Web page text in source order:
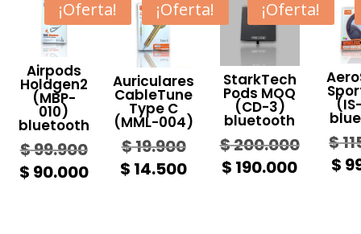
¡Oferta!
Airpods
Holdgen2
(MBP-
010)
bluetooth
$99.900Original
price
$ 90.000Current
¡Oferta!
Auriculares
CableTune
Type C
(MML-004)
$19.900Original
price
$ 14.500Current
¡Oferta!
StarkTech
Pods MOQ
(CD-3)
bluetooth
$200.000
Original
$ 190.000
$
$